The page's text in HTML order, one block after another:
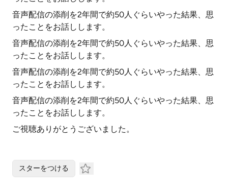
音声配信の添削を2年間で約50人ぐらいやった結果、思
ったことをお話しします。
音声配信の添削を2年間で約50人ぐらいやった結果、思
ったことをお話しします。
音声配信の添削を2年間で約50人ぐらいやった結果、思
ったことをお話しします。
音声配信の添削を2年間で約50人ぐらいやった結果、思
ったことをお話しします。
ご視聴ありがとうございました。
スターをつける